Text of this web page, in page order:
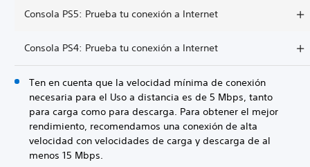
Consola PS5: Prueba tu conexión a Internet
Consola PS4: Prueba tu conexión a Internet
Ten en cuenta que la velocidad mínima de conexión
necesaria para el Uso a distancia es de 5 Mbps, tanto
para carga como para descarga. Para obtener el mejor
rendimiento, recomendamos una conexión de alta
velocidad con velocidades de carga y descarga de al
menos 15 Mbps.